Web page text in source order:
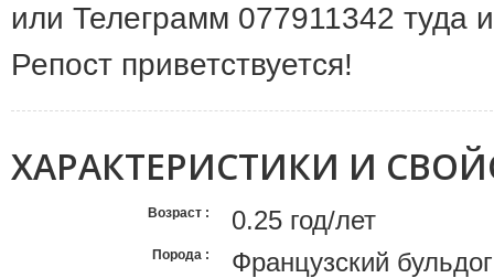
или Телеграмм 077911342 туда
Репост приветствуется!
ХАРАКТЕРИСТИКИ И
Возраст 0.25 год/лет
Порода Французский бульдог